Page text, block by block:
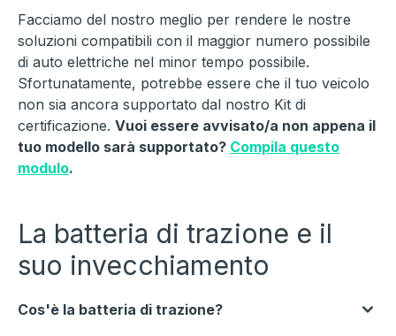
Facciamo del nostro meglio per rendere le nostre
soluzioni compatibili con il maggior numero possibile
di auto elettriche nel minor tempo possibile.
Sfortunatamente, potrebbe essere che il tuo veicolo
non sia ancora supportato dal nostro Kit di
certificazione. Vuoi essere avvisato/a non appena il
tuo modello sarà supportato? Compila questo
modulo.
La batteria di trazione e il
suo invecchiamento
Cos'è la batteria di trazione?